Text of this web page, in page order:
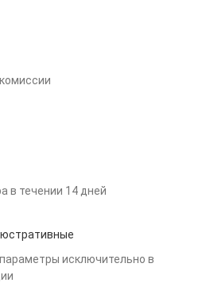
в течении 14 дней
исключительно в